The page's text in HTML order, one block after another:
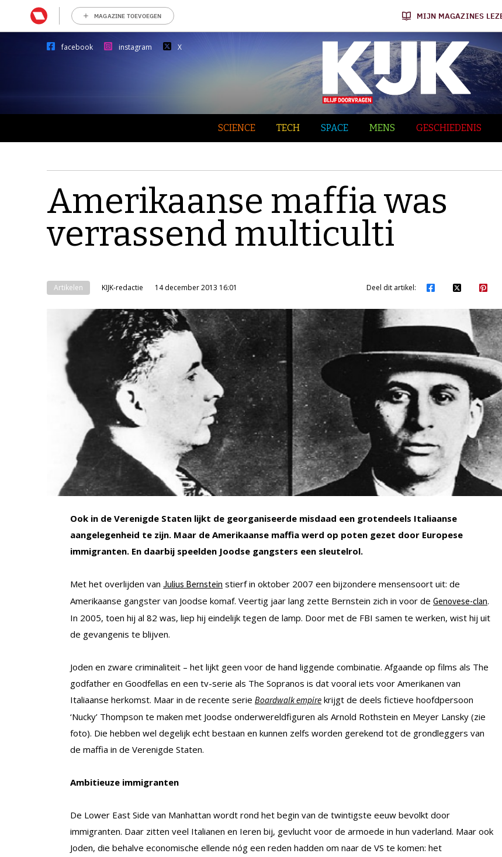
MAGAZINE TOEVOEGEN MIJN MAGAZINES
facebook instagram X
SCIENCE TECH SPACE MENS GESCHIEDENIS
Amerikaanse maffia was
verrassend multiculti
Artikelen KIJK-redactie 14 december 2013 16:01 Deel dit artikel:
Ook in de Verenigde Staten lijkt de georganiseerde misdaad een grotendeels Italiaanse
aangelegenheid te zijn. Maar de Amerikaanse maffia werd op poten gezet door Europese
immigranten. En daarbij speelden Joodse gangsters een sleutelrol.
Met het overlijden van Julius Bernstein stierf in oktober 2007 een bijzondere mensensoort uit: de
Amerikaanse gangster van Joodse komaf. Veertig jaar lang zette Bernstein zich in voor de Genovese-clan.
In 2005, toen hij al 82 was, liep hij eindelijk tegen de lamp. Door met de FBI samen te werken, wist hij uit
de gevangenis te blijven.
Joden en zware criminaliteit – het lijkt geen voor de hand liggende combinatie. Afgaande op films als The
godfather en Goodfellas en een tv-serie als The Sopranos is dat vooral iets voor Amerikanen van
Italiaanse herkomst. Maar in de recente serie Boardwalk empire krijgt de deels fictieve hoofdpersoon
‘Nucky’ Thompson te maken met Joodse onderwereldfiguren als Arnold Rothstein en Meyer Lansky (zie
foto). Die hebben wel degelijk echt bestaan en kunnen zelfs worden gerekend tot de grondleggers van
de maffia in de Verenigde Staten.
Ambitieuze immigranten
De Lower East Side van Manhattan wordt rond het begin van de twintigste eeuw bevolkt door
immigranten. Daar zitten veel Italianen en Ieren bij, gevlucht voor de armoede in hun vaderland. Maar ook
Joden, die behalve economische ellende nóg een reden hadden om naar de VS te komen: het